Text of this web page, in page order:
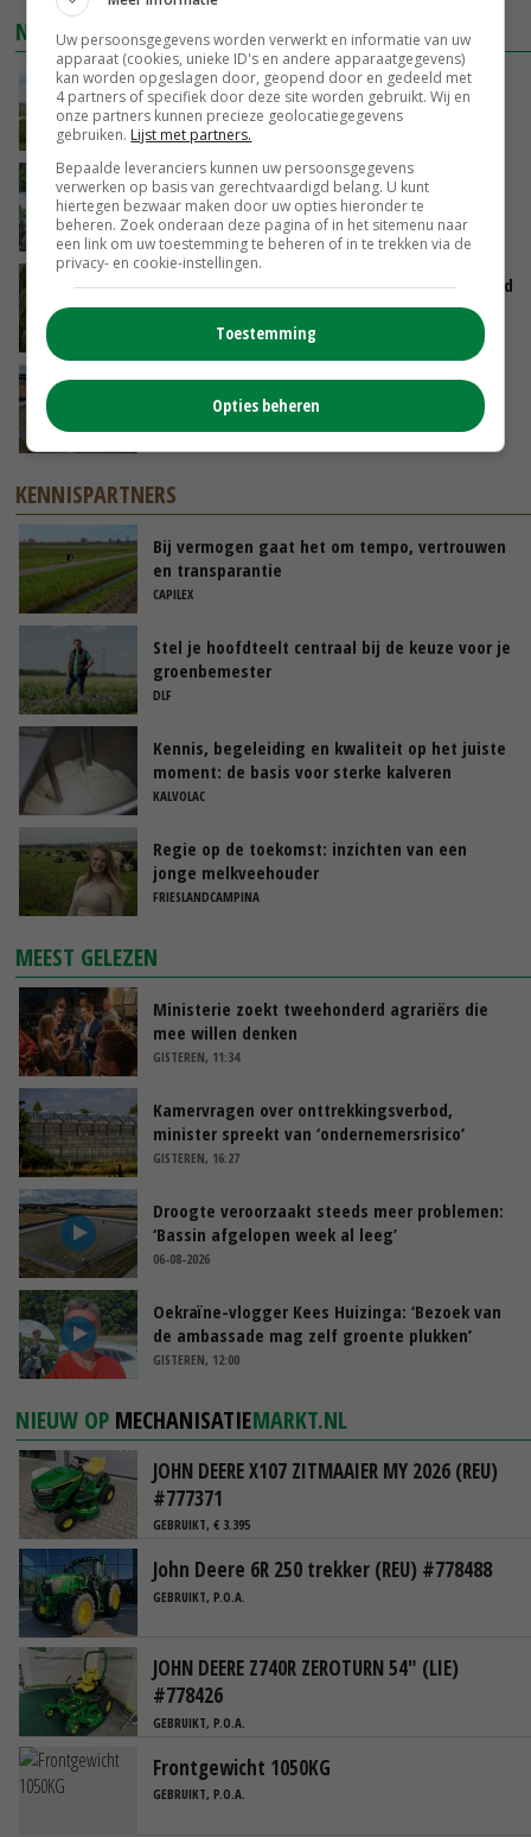
NIEUWSTE VIDEO'S
POAH!: John Deere 7730
VANDAAG, 10:00
Oekraïne-vlogger Kees Huizinga: ‘Bezoek van
de ambassade mag zelf groente plukken’
GISTEREN, 12:00
Limburgse mais van Frijns doet het verrassend
goed
GISTEREN, 10:00
Droogte veroorzaakt steeds meer problemen:
‘Bassin afgelopen week al leeg’
06-08-2026
KENNISPARTNERS
Bij vermogen gaat het om tempo, vertrouwen
en transparantie
CAPILEX
Stel je hoofdteelt centraal bij de keuze voor je
groenbemester
DLF
Kennis, begeleiding en kwaliteit op het juiste
moment: de basis voor sterke kalveren
KALVOLAC
Regie op de toekomst: inzichten van een
jonge melkveehouder
FRIESLANDCAMPINA
MEEST GELEZEN
Ministerie zoekt tweehonderd agrariërs die
mee willen denken
GISTEREN, 11:34
Kamervragen over onttrekkingsverbod,
minister spreekt van ‘ondernemersrisico’
GISTEREN, 16:27
Droogte veroorzaakt steeds meer problemen:
‘Bassin afgelopen week al leeg’
06-08-2026
Oekraïne-vlogger Kees Huizinga: ‘Bezoek van
de ambassade mag zelf groente plukken’
GISTEREN, 12:00
NIEUW OP MECHANISATIEMARKT.NL
JOHN DEERE X107 ZITMAAIER MY 2026 (REU)
#777371
GEBRUIKT, € 3.395
John Deere 6R 250 trekker (REU) #778488
GEBRUIKT, P.O.A.
JOHN DEERE Z740R ZEROTURN 54" (LIE)
#778426
GEBRUIKT, P.O.A.
Frontgewicht 1050KG
GEBRUIKT, P.O.A.
Uw persoonsgegevens worden verwerkt en informatie van uw
apparaat (cookies, unieke ID's en andere apparaatgegevens)
kan worden opgeslagen door, geopend door en gedeeld met
4 partners of specifiek door deze site worden gebruikt. Wij en
onze partners kunnen precieze geolocatiegegevens
gebruiken. Lijst met partners.
Bepaalde leveranciers kunnen uw persoonsgegevens
verwerken op basis van gerechtvaardigd belang. U kunt
hiertegen bezwaar maken door uw opties hieronder te
beheren. Zoek onderaan deze pagina of in het sitemenu naar
een link om uw toestemming te beheren of in te trekken via de
privacy- en cookie-instellingen.
Toestemming
Opties beheren